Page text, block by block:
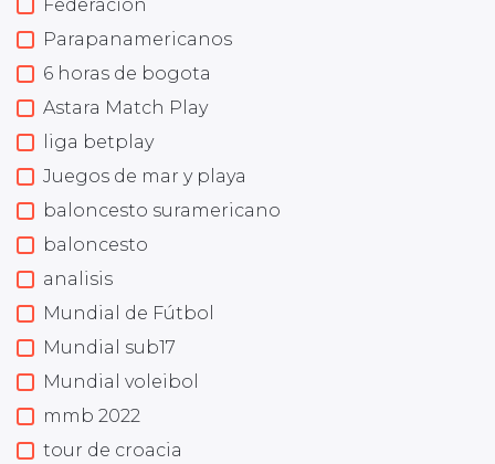
Federación
Parapanamericanos
6 horas de bogota
Astara Match Play
liga betplay
Juegos de mar y playa
baloncesto suramericano
baloncesto
analisis
Mundial de Fútbol
Mundial sub17
Mundial voleibol
mmb 2022
tour de croacia